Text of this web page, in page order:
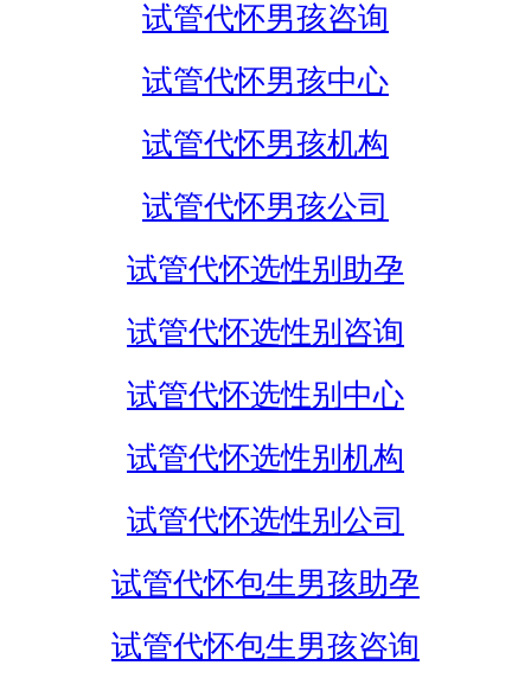
试管代怀男孩咨询
试管代怀男孩中心
试管代怀男孩机构
试管代怀男孩公司
试管代怀选性别助孕
试管代怀选性别咨询
试管代怀选性别中心
试管代怀选性别机构
试管代怀选性别公司
试管代怀包生男孩助孕
试管代怀包生男孩咨询